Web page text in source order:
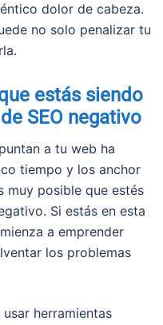
dolor de cabeza.
no solo penalizar tu
estás siendo
SEO negativo
a tu web ha
tiempo y los anchor
muy posible que estés
Si estás en esta
a emprender
los problemas
herramientas